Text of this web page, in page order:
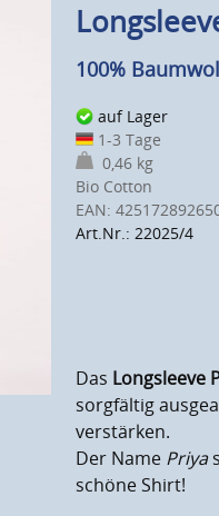
100%
auf Lager
1-3 Tage
0,46 kg
Bio Cotton
EAN:
Art.Nr.: 22025/4
Das Longsleeve
sorgfältig
verstärken.
Der Name Priya
schöne Shirt!